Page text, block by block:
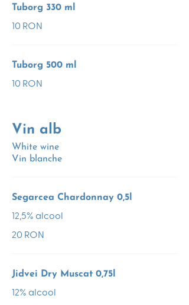
Tuborg 330 ml
10 RON
Tuborg 500 ml
10 RON
Vin alb
White wine
Vin blanche
Segarcea Chardonnay 0,5l
12,5% alcool
20 RON
Jidvei Dry Muscat 0,75l
12% alcool